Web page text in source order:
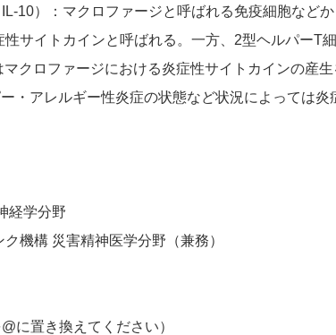
10）：マクロファージと呼ばれる免疫細胞など
サイトカインと呼ばれる。一方、2型ヘルパーT
クロファージにおける炎症性サイトカインの産
・アレルギー性炎症の状態など状況によっては炎
経学分野
機構 災害精神医学分野（兼務）
に置き換えてください）